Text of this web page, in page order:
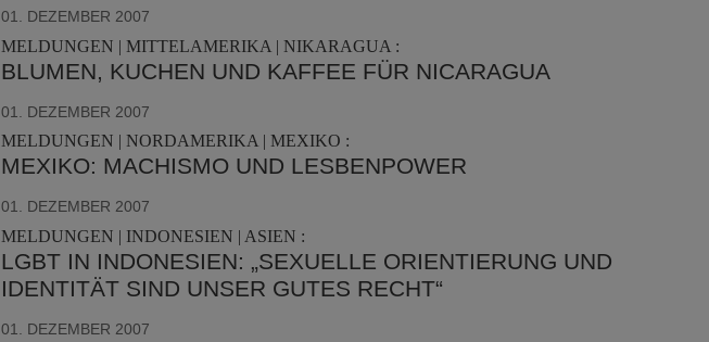
01. DEZEMBER 2007
MELDUNGEN | MITTELAMERIKA | NIKARAGUA :
BLUMEN, KUCHEN UND KAFFEE FÜR NICARAGUA
01. DEZEMBER 2007
MELDUNGEN | NORDAMERIKA | MEXIKO :
MEXIKO: MACHISMO UND LESBENPOWER
01. DEZEMBER 2007
MELDUNGEN | INDONESIEN | ASIEN :
LGBT IN INDONESIEN: „SEXUELLE ORIENTIERUNG UND
IDENTITÄT SIND UNSER GUTES RECHT“
01. DEZEMBER 2007